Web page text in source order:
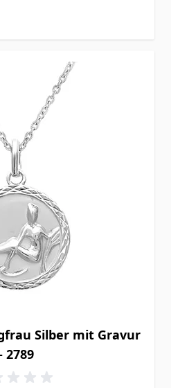
Silber mit Gravur
2789